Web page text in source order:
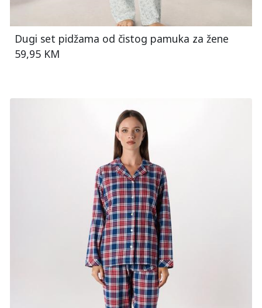
Dugi set pidžama od čistog pamuka za žene
59,95 KM